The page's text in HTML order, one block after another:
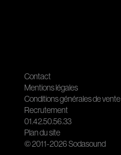
Contact
Mentions légales
Conditions générales de vente
Recrutement
01.42.50.56.33
Plan du site
© 2011-2026 Sodasound